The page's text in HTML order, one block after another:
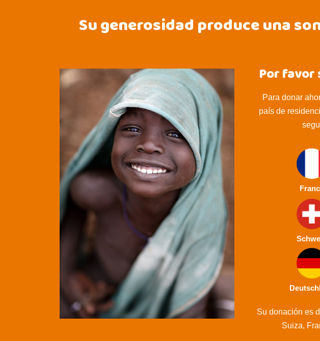
Su generosidad produce una
Por favor
Para donar
país de
Su donación es
Suiza,